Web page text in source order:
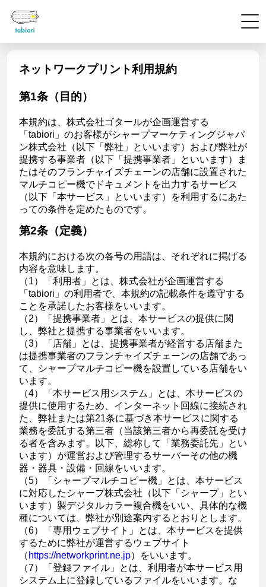
ネットワークプリント利用規約
第1条（目的）
本規約は、株式会社ゴタールが企画運営する
「tabiori」のお客様がシャープマーケティングジャパ
ン株式会社（以下「弊社」といいます）および弊社が
提携する事業者（以下「提携事業者」といいます）ま
たはそのフランチャイズチェーンの店舗に設置された
マルチコピー機でドキュメントを出力するサービス
（以下「本サービス」といいます）を利用するにあた
っての条件を定めたものです。
第2条（定義）
本規約における次の各号の用語は、それぞれに掲げる
内容を意味します。
（1）「利用者」とは、株式会社が企画運営する
「tabiori」の利用者で、本規約の記載条件を遵守する
ことを承諾したお客様をいいます。
（2）「提携事業者」とは、本サービスの提供に関
し、弊社と提携する事業者をいいます。
（3）「店舗」とは、提携事業者が経営する店舗また
は提携事業者のフランチャイズチェーンの店舗であっ
て、シャープマルチコピー機を設置している店舗をい
います。
（4）「本サービス用システム」とは、本サービスの
提供に使用するため、インターネット回線に接続され
た、弊社または第21条に基づき本サービスに関する
業務を委託する第三者（当該第三者から再委託を受け
る者を含みます。以下、総称して「業務委託先」とい
います）が運営および管理するサーバーその他の機
器・器具・設備・回線をいいます。
（5）「シャープマルチコピー機」とは、本サービス
に対応したシャープ株式会社（以下「シャープ」とい
います）製デジタルカラー複合機をいい、具体的な機
種については、弊社が別途案内するとおりとします。
（6）「専用ウェブサイト」とは、本サービスを提供
するために弊社が運営するウェブサイト
（ https://networkprint.ne.jp）をいいます。
（7）「登録ファイル」とは、利用者が本サービス用
システム上に登録しているファイルをいいます。な